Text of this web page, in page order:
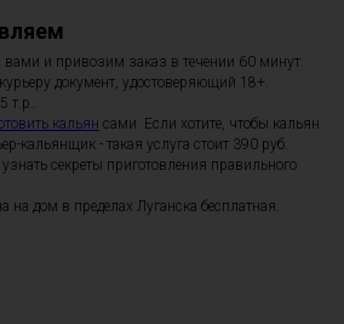
и привозим заказ в течении 60 минут.
документ, удостоверяющий 18+.
т.р..
кальян сами. Если хотите, чтобы кальян
кальянщик - такая услуга стоит 390 руб.
секреты приготовления правильного
на дом в пределах Луганска бесплатная.